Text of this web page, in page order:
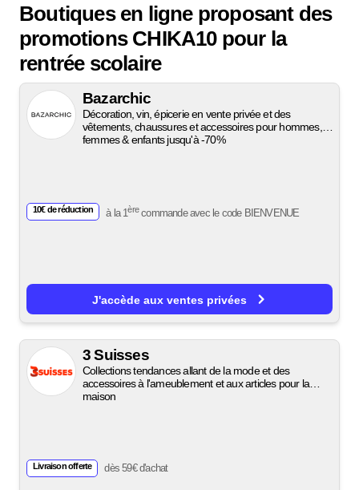
Boutiques en ligne proposant des
promotions CHIKA10 pour la
rentrée scolaire
Bazarchic
Décoration, vin, épicerie en vente privée et des
vêtements, chaussures et accessoires pour hommes,
femmes & enfants jusqu'à -70%
10€ de réduction à la 1èrecommande avec le code BIENVENUE
J'accède aux ventes privées
3 Suisses
Collections tendances allant de la mode et des
accessoires à l'ameublement et aux articles pour la
maison
Livraison offerte dès 59€ d'achat